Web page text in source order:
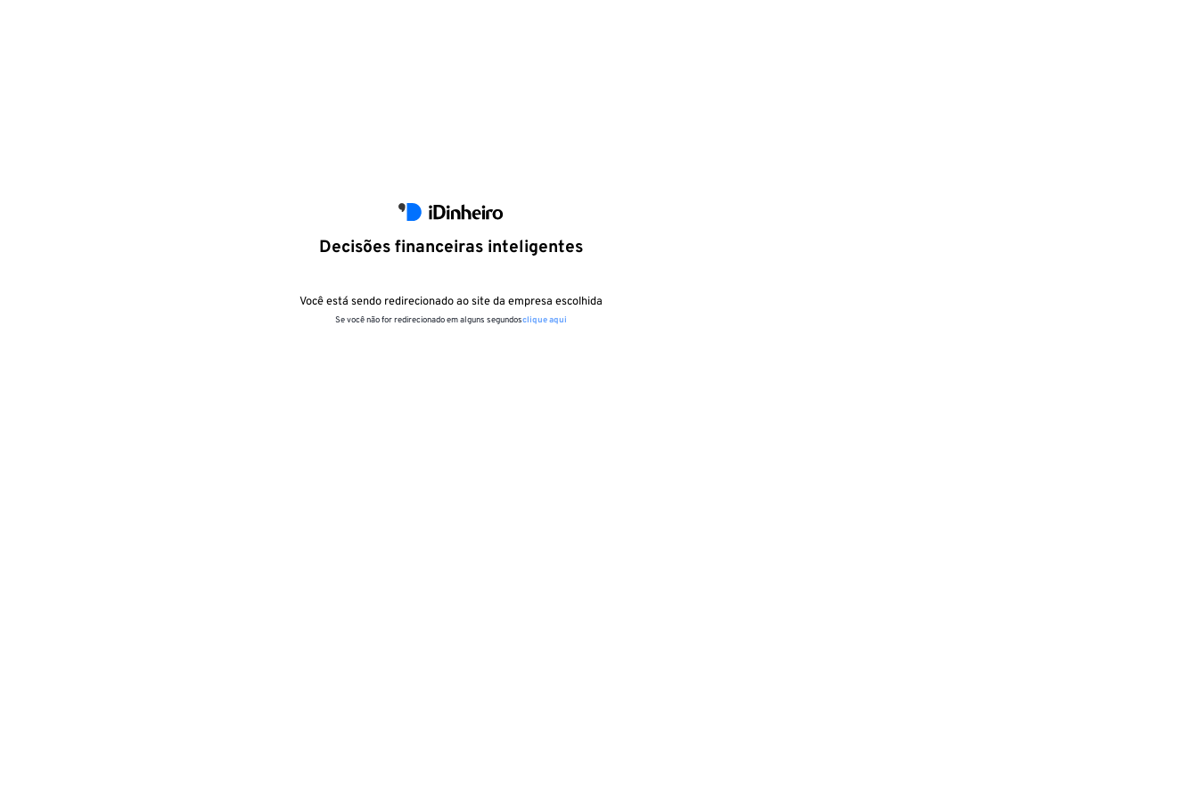
Decisões financeiras inteligentes
Você está sendo redirecionado ao site da empresa escolhida
Se você não for redirecionado em alguns segundosclique aqui